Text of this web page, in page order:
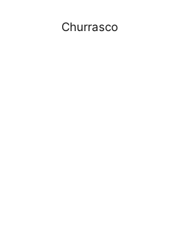
Churrasco